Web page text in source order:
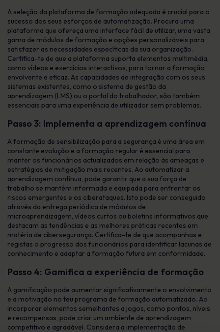
A seleção da plataforma de formação adequada é crucial para o
sucesso dos seus esforços de automatização. Procura uma
plataforma que ofereça uma interface fácil de utilizar, uma vasta
gama de módulos de formação e opções personalizáveis para
satisfazer as necessidades específicas da sua organização.
Certifica-te de que a plataforma suporta elementos multimédia,
como vídeos e exercícios interactivos, para tornar a formação
envolvente e eficaz. As capacidades de integração com os seus
sistemas existentes, como o sistema de gestão da
aprendizagem (LMS) ou o portal do trabalhador, são também
essenciais para uma experiência de utilizador sem problemas.
Passo 3: Implementa a aprendizagem contínua
A formação de sensibilização para a segurança é uma área em
constante evolução e a formação regular é essencial para
manter os funcionários actualizados em relação às ameaças e
estratégias de mitigação mais recentes. Ao automatizar a
aprendizagem contínua, pode garantir que a sua força de
trabalho se mantém informada e equipada para enfrentar os
riscos emergentes e os ciberataques. Isto pode ser conseguido
através da entrega periódica de módulos de
microaprendizagem, vídeos curtos ou boletins informativos que
destacam as tendências e as melhores práticas recentes em
matéria de cibersegurança. Certifica-te de que acompanhas e
registas o progresso dos funcionários para identificar lacunas de
conhecimento e adaptar a formação futura em conformidade.
Passo 4: Gamifica a experiência de formação
A gamificação pode aumentar significativamente o envolvimento
e a motivação no teu programa de formação automatizado. Ao
incorporar elementos semelhantes a jogos, como pontos, níveis
e recompensas, pode criar um ambiente de aprendizagem
competitivo e agradável. Considera a implementação de